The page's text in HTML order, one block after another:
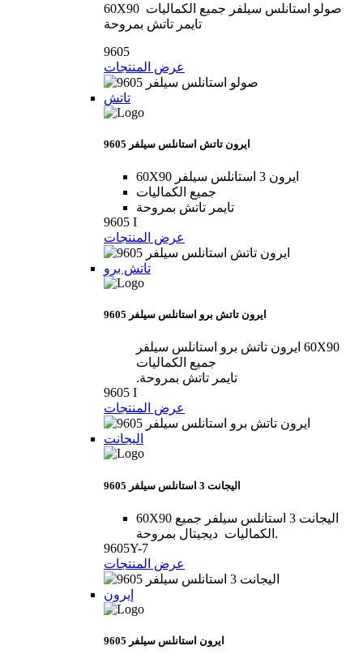
60X90 صولو استانلس سيلفر جميع الكماليات
تايمر تاتش بمروحة
9605
عرض المنتجات
تاتش
9605 ايرون تاتش استانلس سيلفر
60X90 ايرون 3 استانلس سيلفر
جميع الكماليات
تايمر تاتش بمروحة
9605 I
عرض المنتجات
تاتش برو
9605 ايرون تاتش برو استانلس سيلفر
60X90 ايرون تاتش برو استانلس سيلفر
جميع الكماليات
تايمر تاتش بمروحة.
9605 I
عرض المنتجات
اليجانت
9605 اليجانت 3 استانلس سيلفر
60X90 اليجانت 3 استانلس سيلفر جميع
الكماليات ديجيتال بمروحة.
9605Y-7
عرض المنتجات
إيرون
9605 ايرون استانلس سيلفر